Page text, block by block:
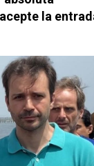
la